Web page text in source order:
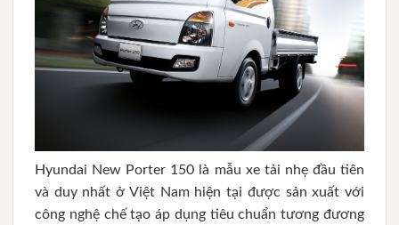
Hyundai New Porter 150 là mẫu xe tải nhẹ đầu tiên
và duy nhất ở Việt Nam hiện tại được sản xuất với
công nghệ chế tạo áp dụng tiêu chuẩn tương đương